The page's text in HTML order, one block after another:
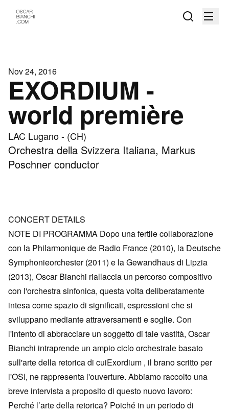
Nov 24, 2016
EXORDIUM -
world première
LAC Lugano - (CH)
Orchestra della Svizzera Italiana, Markus
Poschner conductor
CONCERT DETAILS
NOTE DI PROGRAMMA Dopo una fertile collaborazione
con la Philarmonique de Radio France (2010), la Deutsche
Symphonieorchester (2011) e la Gewandhaus di Lipzia
(2013), Oscar Bianchi riallaccia un percorso compositivo
con l'orchestra sinfonica, questa volta deliberatamente
intesa come spazio di significati, espressioni che si
sviluppano mediante attraversamenti e soglie. Con
l'intento di abbracciare un soggetto di tale vastità, Oscar
Bianchi intraprende un ampio ciclo orchestrale basato
sull'arte della retorica di cuiExordium , il brano scritto per
l'OSI, ne rappresenta l'ouverture. Abbiamo raccolto una
breve intervista a proposito di questo nuovo lavoro:
Perché l’arte della retorica? Poiché in un periodo di